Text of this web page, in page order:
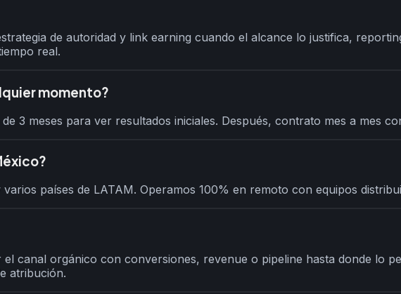
de autoridad y link earning cuando el alcance lo justifica,
real.
momento?
3 meses para ver resultados iniciales. Después, contrato mes a mes
países de LATAM. Operamos 100% en remoto con equipos
canal orgánico con conversiones, revenue o pipeline hasta donde lo
atribución.